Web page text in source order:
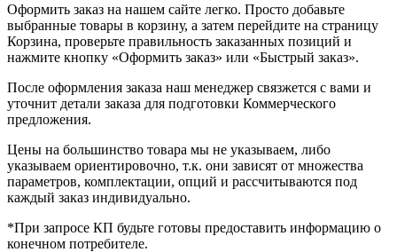
Оформить заказ на нашем сайте легко. Просто добавьте
выбранные товары в корзину, а затем перейдите на страницу
Корзина, проверьте правильность заказанных позиций и
нажмите кнопку «Оформить заказ» или «Быстрый заказ».
После оформления заказа наш менеджер связжется с вами и
уточнит детали заказа для подготовки Коммерческого
предложения.
Цены на большинство товара мы не указываем, либо
указываем ориентировочно, т.к. они зависят от множества
параметров, комплектации, опций и рассчитываются под
каждый заказ индивидуально.
*При запросе КП будьте готовы предоставить информацию о
конечном потребителе.